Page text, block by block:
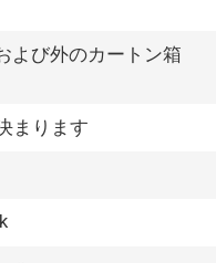
よび外のカートン箱
まります